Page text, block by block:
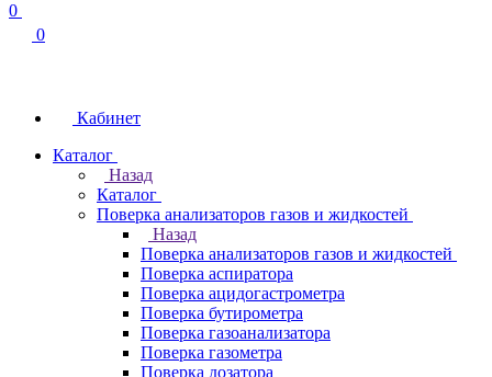
0
0
Кабинет
Каталог
Назад
Каталог
Поверка анализаторов газов и жидкостей
Назад
Поверка анализаторов газов и жидкостей
Поверка аспиратора
Поверка ацидогастрометра
Поверка бутирометра
Поверка газоанализатора
Поверка газометра
Поверка дозатора